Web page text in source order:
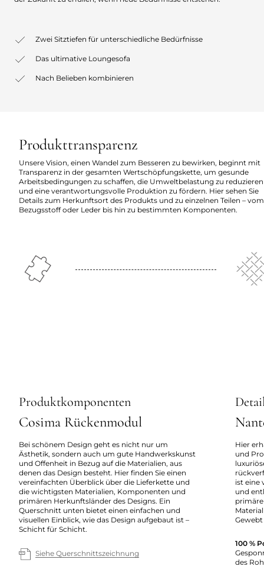
Zwei Sitztiefen für unterschiedliche Bedürfnisse
Das ultimative Loungesofa
Nach Belieben kombinieren
Produkttransparenz
Unsere Vision, einen Wandel zum Besseren zu bewirken, beginnt mit
Transparenz in der gesamten Wertschöpfungskette, um gesunde
Arbeitsbedingungen zu schaffen, die Umweltbelastung zu reduzieren
und eine verantwortungsvolle Produktion zu fördern. Hier sehen Sie
Details zum Herkunftsort des Produkts und zu einzelnen Teilen – vom
Bezugsstoff oder Leder bis hin zu bestimmten Komponenten.
Produktkomponenten
Cosima Rückenmodul
Bei schönem Design geht es nicht nur um
Ästhetik, sondern auch um gute Handwerkskunst
und Offenheit in Bezug auf die Materialien, aus
denen das Design besteht. Hier finden Sie einen
vereinfachten Überblick über die Lieferkette und
die wichtigsten Materialien, Komponenten und
primären Herkunftsländer des Designs. Ein
Querschnitt unten bietet einen einfachen und
visuellen Einblick, wie das Design aufgebaut ist –
Schicht für Schicht.
Siehe Querschnittszeichnung
Hier
und
ist eine
und
100 %
des